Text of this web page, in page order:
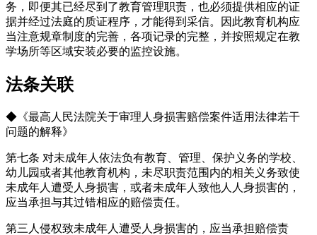
务，即便其已经尽到了教育管理职责，也必须提供相应的证
据并经过法庭的质证程序，才能得到采信。因此教育机构应
当注意规章制度的完善，各项记录的完整，并按照规定在教
学场所等区域安装必要的监控设施。
法条关联
◆《最高人民法院关于审理人身损害赔偿案件适用法律若干
问题的解释》
第七条 对未成年人依法负有教育、管理、保护义务的学校、
幼儿园或者其他教育机构，未尽职责范围内的相关义务致使
未成年人遭受人身损害，或者未成年人致他人人身损害的，
应当承担与其过错相应的赔偿责任。
第三人侵权致未成年人遭受人身损害的，应当承担赔偿责